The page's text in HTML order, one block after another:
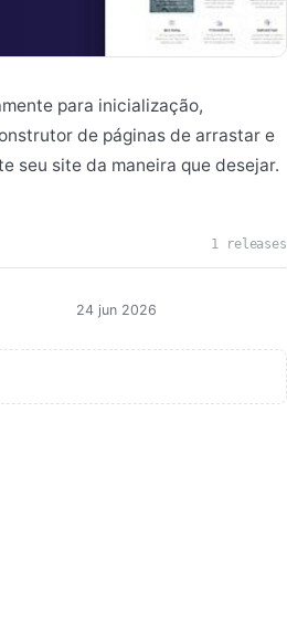
para inicialização,
de páginas de arrastar e
seu site da maneira que desejar.
1 releases
24 jun 2026